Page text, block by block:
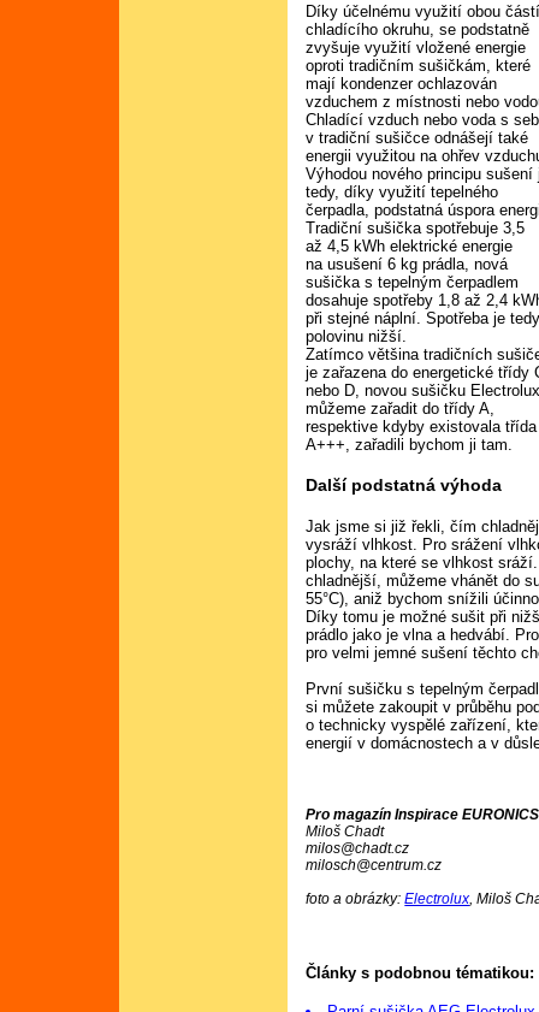
Díky účelnému využití obou
chladícího okruhu, se podstatně
zvyšuje využití vložené energie
oproti tradičním sušičkám, které
mají kondenzer ochlazován
vzduchem z místnosti nebo
Chladící vzduch nebo voda s
v tradiční sušičce odnášejí také
energii využitou na ohřev
Výhodou nového principu sušení
tedy, díky využití tepelného
čerpadla, podstatná úspora
Tradiční sušička spotřebuje 3,5
až 4,5 kWh elektrické energie
na usušení 6 kg prádla, nová
sušička s tepelným čerpadlem
dosahuje spotřeby 1,8 až 2,4
při stejné náplní. Spotřeba je
polovinu nižší.
Zatímco většina tradičních
je zařazena do energetické třídy
nebo D, novou sušičku
můžeme zařadit do třídy A,
respektive kdyby existovala třída
A+++, zařadili bychom ji tam.
Další podstatná výhoda
Jak jsme si již řekli, čím
vysráží vlhkost. Pro srážení
plochy, na které se vlhkost
chladnější, můžeme vhánět do
55°C), aniž bychom snížili
Díky tomu je možné sušit při
prádlo jako je vlna a hedvábí.
pro velmi jemné sušení těchto
První sušičku s tepelným
si můžete zakoupit v průběhu
o technicky vyspělé zařízení,
energií v domácnostech a v
Pro magazín Inspirace
Miloš Chadt
milos@chadt.cz
milosch@centrum.cz
foto a obrázky:Electrolux, Miloš
Články s podobnou tématikou: